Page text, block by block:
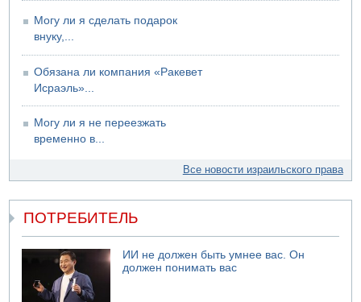
Могу ли я сделать подарок
внуку,...
Обязана ли компания «Ракевет
Исраэль»...
Могу ли я не переезжать
временно в...
Все новости израильского права
ПОТРЕБИТЕЛЬ
ИИ не должен быть умнее вас. Он
должен понимать вас